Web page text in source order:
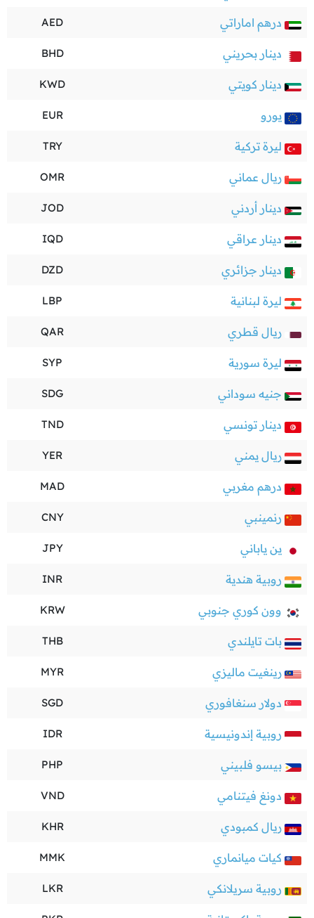
درهم اماراتي AED
دينار بحريني BHD
دينار كويتي KWD
يورو EUR
ليرة تركية TRY
ريال عماني OMR
دينار أردني JOD
دينار عراقي IQD
دينار جزائري DZD
ليرة لبنانية LBP
ريال قطري QAR
ليرة سورية SYP
جنيه سوداني SDG
دينار تونسي TND
ريال يمني YER
درهم مغربي MAD
رنمينبي CNY
ين ياباني JPY
روبية هندية INR
وون كوري جنوبي KRW
بات تايلندي THB
رينغيت ماليزي MYR
دولار سنغافوري SGD
روبية إندونيسية IDR
بيسو فلبيني PHP
دونغ فيتنامي VND
ريال كمبودي KHR
كيات ميانماري MMK
روبية سريلانكي LKR